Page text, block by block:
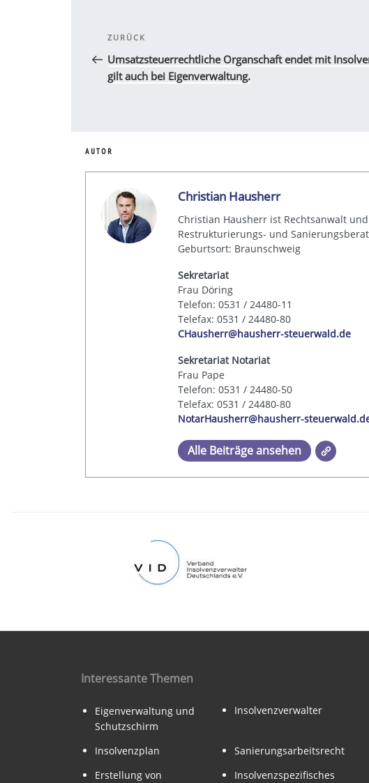
Beitragsnavigation
Vorheriger
Beitrag
ZURÜCK
Umsatzsteuerrechtliche Organschaft endet mit
gilt auch bei Eigenverwaltung.
AUTOR
Christian Hausherr
Christian Hausherr ist Rechtsanwalt
Restrukturierungs- und
Geburtsort: Braunschweig
Sekretariat
Frau Döring
Telefon: 0531 / 24480-11
Telefax: 0531 / 24480-80
CHausherr@hausherr-steuerwald.de
Sekretariat Notariat
Frau Pape
Telefon: 0531 / 24480-50
Telefax: 0531 / 24480-80
NotarHausherr@hausherr-
Alle Beiträge ansehen
Interessante Themen
Eigenverwaltung und
Schutzschirm
Insolvenzverwalter
Insolvenzplan
Sanierungsarbeitsrecht
Erstellung von
Insolvenzspezifisches